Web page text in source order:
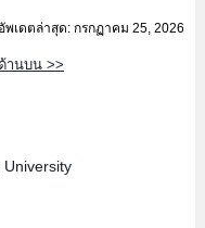
พเดตล่าสุด: กรกฏาคม 25, 2026
านบน >>
University